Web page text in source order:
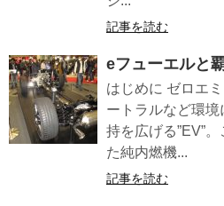
記事を読む
eフューエルと
はじめに ゼロエ
ートラルなど環
持を広げる”EV”
た純内燃機...
記事を読む